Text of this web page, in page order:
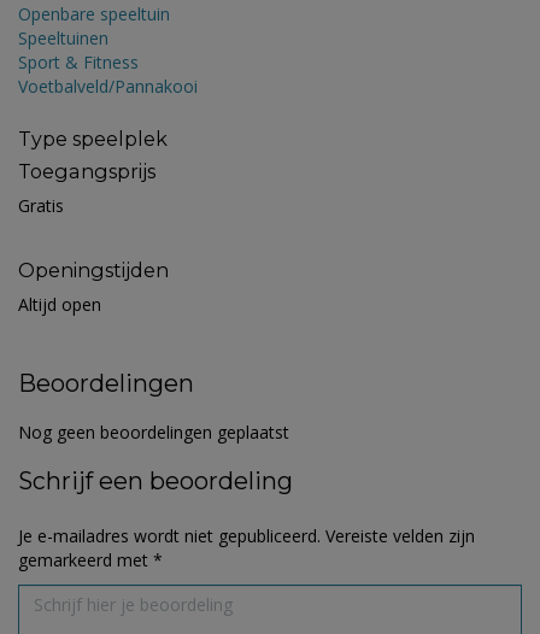
Openbare speeltuin
Speeltuinen
Sport & Fitness
Voetbalveld/Pannakooi
Type speelplek
Toegangsprijs
Gratis
Openingstijden
Altijd open
Beoordelingen
Nog geen beoordelingen geplaatst
Schrijf een beoordeling
Je e-mailadres wordt niet gepubliceerd. Vereiste velden zijn
gemarkeerd met *